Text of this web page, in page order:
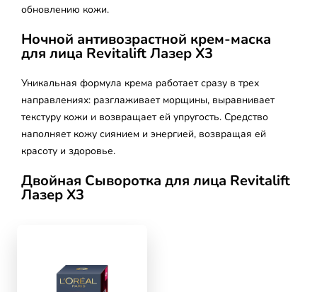
обновлению кожи.
Ночной антивозрастной крем-маска
для лица Revitalift Лазер Х3
Уникальная формула крема работает сразу в трех
направлениях: разглаживает морщины, выравнивает
текстуру кожи и возвращает ей упругость. Средство
наполняет кожу сиянием и энергией, возвращая ей
красоту и здоровье.
Двойная Сыворотка для лица Revitalift
Лазер Х3